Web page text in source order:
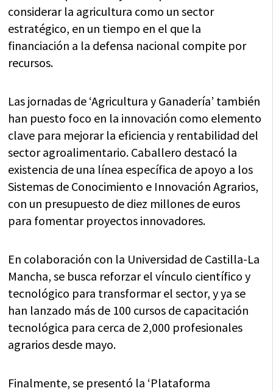
considerar la agricultura como un sector
estratégico, en un tiempo en el que la
financiación a la defensa nacional compite por
recursos.
Las jornadas de ‘Agricultura y Ganadería’ también
han puesto foco en la innovación como elemento
clave para mejorar la eficiencia y rentabilidad del
sector agroalimentario. Caballero destacó la
existencia de una línea específica de apoyo a los
Sistemas de Conocimiento e Innovación Agrarios,
con un presupuesto de diez millones de euros
para fomentar proyectos innovadores.
En colaboración con la Universidad de Castilla-La
Mancha, se busca reforzar el vínculo científico y
tecnológico para transformar el sector, y ya se
han lanzado más de 100 cursos de capacitación
tecnológica para cerca de 2,000 profesionales
agrarios desde mayo.
Finalmente, se presentó la ‘Plataforma